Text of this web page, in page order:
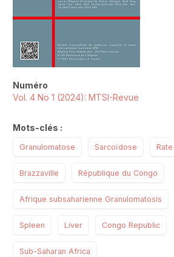
Numéro
Vol. 4 No 1 (2024): MTSI-Revue
Mots-clés :
Granulomatose Sarcoïdose Rate
Brazzaville République du Congo
Afrique subsaharienne Granulomatosis
Spleen Liver Congo Republic
Sub-Saharan Africa